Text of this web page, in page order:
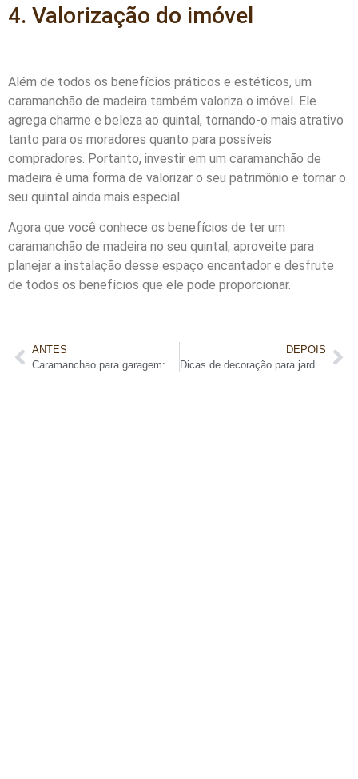
4. Valorização do imóvel
Além de todos os benefícios práticos e estéticos, um
caramanchão de madeira também valoriza o imóvel. Ele
agrega charme e beleza ao quintal, tornando-o mais atrativo
tanto para os moradores quanto para possíveis
compradores. Portanto, investir em um caramanchão de
madeira é uma forma de valorizar o seu patrimônio e tornar o
seu quintal ainda mais especial.
Agora que você conhece os benefícios de ter um
caramanchão de madeira no seu quintal, aproveite para
planejar a instalação desse espaço encantador e desfrute
de todos os benefícios que ele pode proporcionar.
ANTES
Caramanchao para garagem: A solução prática e estilosa!
DEPOIS
Dicas de decoração para jardim em madeira: transforme seu espaço externo em um paraíso